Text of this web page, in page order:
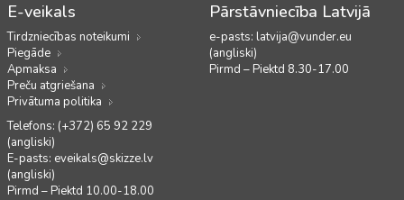
E-veikals
Tirdzniecības noteikumi
Piegāde
Apmaksa
Preču atgriešana
Privātuma politika
Telefons: (+372) 65 92 229
(angliski)
E-pasts: eveikals@skizze.lv
(angliski)
Pirmd – Piektd 10.00-18.00
Pārstāvniecība Latvijā
e-pasts: latvija@vunder.eu
(angliski)
Pirmd – Piektd 8.30-17.00